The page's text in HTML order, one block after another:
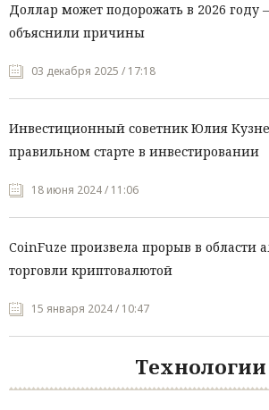
Доллар может подорожать в 2026 году
объяснили причины
03 декабря 2025 / 17:18
Инвестиционный советник Юлия
правильном старте в инвестировании
18 июня 2024 / 11:06
CoinFuze произвела прорыв в области
торговли криптовалютой
15 января 2024 / 10:47
Технологии